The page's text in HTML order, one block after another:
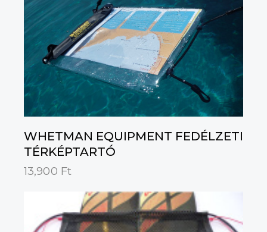
WHETMAN EQUIPMENT FEDÉLZETI
TÉRKÉPTARTÓ
13,900 Ft